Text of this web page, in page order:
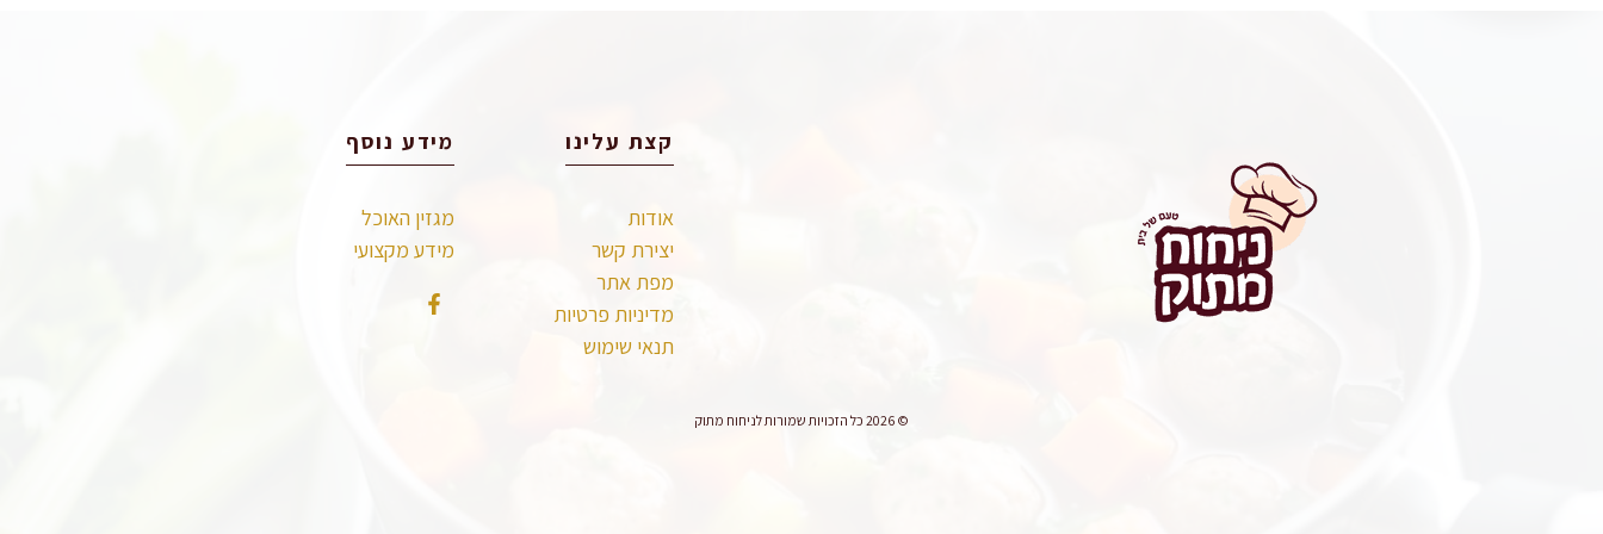
קצת עלינו
אודות
יצירת קשר
מפת אתר
מדיניות פרטיות
תנאי שימוש
מידע נוסף
מגזין האוכל
מידע מקצועי
© 2026 כל הזכויות שמורות לניחוח מתוק